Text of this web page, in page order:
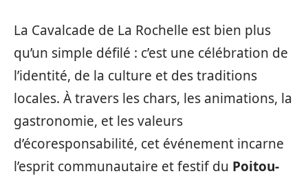
La Cavalcade de La Rochelle est bien plus
qu’un simple défilé : c’est une célébration de
l’identité, de la culture et des traditions
locales. À travers les chars, les animations, la
gastronomie, et les valeurs
d’écoresponsabilité, cet événement incarne
l’esprit communautaire et festif du Poitou-